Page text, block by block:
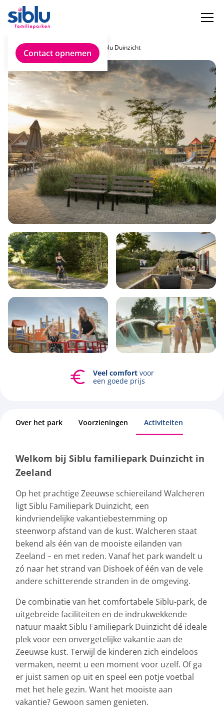
Contact opnemen
Siblu Duinzicht
Siblu Duinzicht
Koudekerke, Zeeland
Bekijk alle foto's
Mogelijkheid
totverhuren
Over het park Voorzieningen Activiteiten
Welkom bij Siblu familiepark Duinzicht in
Zeeland
Op het prachtige Zeeuwse schiereiland Walcheren
ligt Siblu Familiepark Duinzicht, een
kindvriendelijke vakantiebestemming op
steenworp afstand van de kust. Walcheren staat
bekend als één van de mooiste eilanden van
Zeeland – en met reden. Vanaf het park wandelt u
zó naar het strand van Dishoek of één van de vele
andere schitterende stranden in de omgeving.
De combinatie van het comfortabele Siblu-park, de
uitgebreide faciliteiten en de indrukwekkende
natuur maakt Siblu Familiepark Duinzicht dé ideale
plek voor een onvergetelijke vakantie aan de
Zeeuwse kust. Terwijl de kinderen zich eindeloos
vermaken, neemt u een moment voor uzelf. Of ga
er juist samen op uit en speel een potje voetbal
met het hele gezin. Want het mooiste aan
vakantie? Gewoon samen genieten.